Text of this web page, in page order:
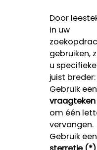
Door
in uw
gebruiken,
u
juist breder:
Gebruik een
om één
vervangen.
Gebruik een